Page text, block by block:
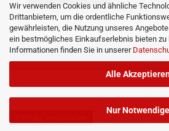
Wir verwenden Cookies und ähnliche
Drittanbietern, um die ordentliche
gewährleisten, die Nutzung unseres
ein bestmögliches Einkaufserlebnis bieten zu
Informationen finden Sie in unserer
Alle
Nur Notwendige